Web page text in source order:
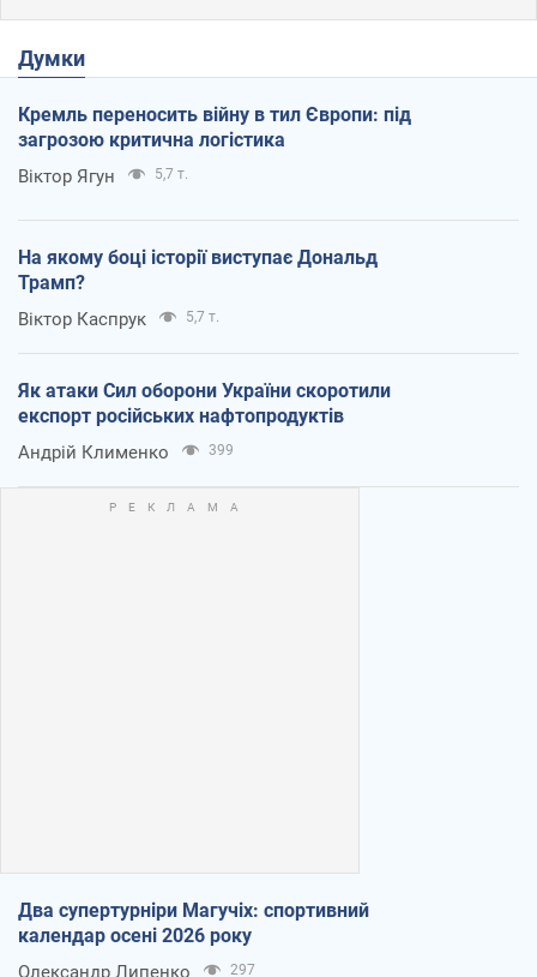
Думки
Кремль переносить війну в тил Європи: під
загрозою критична логістика
Віктор Ягун 5,7 т.
На якому боці історії виступає Дональд
Трамп?
Віктор Каспрук 5,7 т.
Як атаки Сил оборони України скоротили
експорт російських нафтопродуктів
Андрій Клименко 399
Два супертурніри Магучіх: спортивний
календар осені 2026 року
Олександр Липенко 297